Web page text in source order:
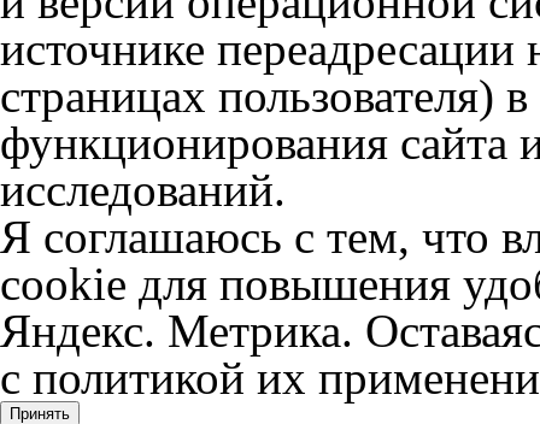
источнике
страницах пользователя)
функционирования сайта
исследований.
Я соглашаюсь с тем, что
cookie для повышения
Яндекс. Метрика.
с политикой их
Принять